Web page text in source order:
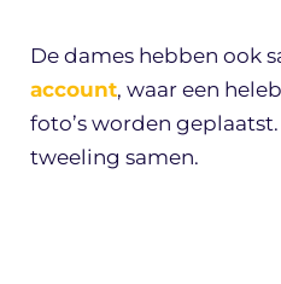
De dames hebben ook
account, waar een
foto’s worden
tweeling samen.